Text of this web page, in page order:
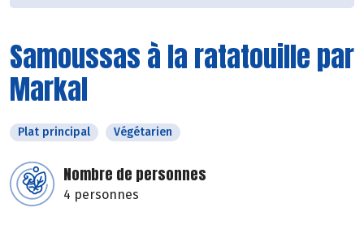
Samoussas à la ratatouille par
Markal
Plat principal Végétarien
Nombre de personnes
4 personnes